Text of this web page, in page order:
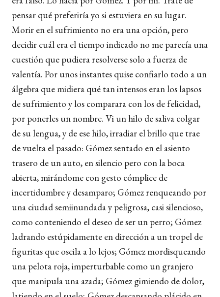
pensar qué preferiría yo si estuviera en su lugar.
Morir en el sufrimiento no era una opción, pero
decidir cuál era el tiempo indicado no me parecía una
cuestión que pudiera resolverse solo a fuerza de
valentía. Por unos instantes quise confiarlo todo a un
álgebra que midiera qué tan intensos eran los lapsos
de sufrimiento y los comparara con los de felicidad,
por ponerles un nombre. Vi un hilo de saliva colgar
de su lengua, y de ese hilo, irradiar el brillo que trae
de vuelta el pasado: Gómez sentado en el asiento
trasero de un auto, en silencio pero con la boca
abierta, mirándome con gesto cómplice de
incertidumbre y desamparo; Gómez renqueando por
una ciudad semiinundada y peligrosa, casi silencioso,
como conteniendo el deseo de ser un perro; Gómez
ladrando estúpidamente en dirección a un tropel de
figuritas que oscila a lo lejos; Gómez mordisqueando
una pelota roja, imperturbable como un granjero
que manipula una azada; Gómez gimiendo de dolor,